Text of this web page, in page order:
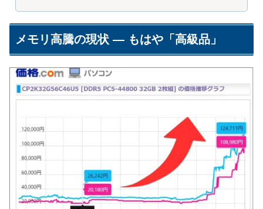
メモリ高騰の現状 ― もはや「高級品」